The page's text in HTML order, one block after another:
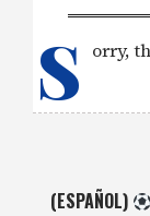
S orry,
(ESPAÑOL)